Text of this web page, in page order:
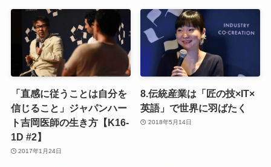
「直感に従うことは自分を
信じること」ジャパンハー
ト吉岡医師の生き方【K16-
1D #2】
2017年1月24日
8.伝統産業は「匠の技×IT×
英語」で世界に羽ばたく
2018年5月14日